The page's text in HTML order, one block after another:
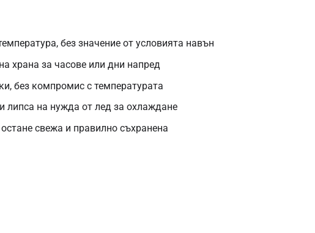
без значение от условията навън
храна за часове или дни напред
без компромис с температурата
липса на нужда от лед за охлаждане
свежа и правилно съхранена